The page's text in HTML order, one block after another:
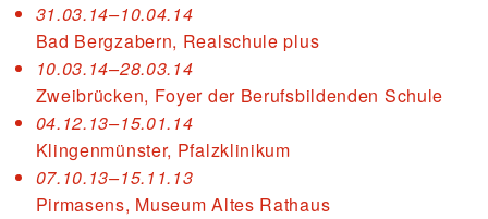
31.03.14–10.04.14
Bad Bergzabern, Realschule plus
10.03.14–28.03.14
Zweibrücken, Foyer der Berufsbildenden Schule
04.12.13–15.01.14
Klingenmünster, Pfalzklinikum
07.10.13–15.11.13
Pirmasens, Museum Altes Rathaus